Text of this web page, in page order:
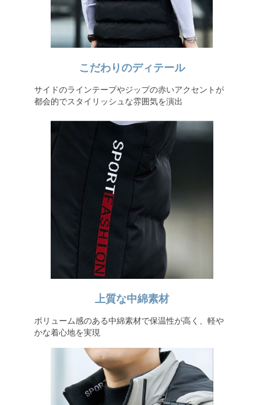
こだわりのディテール
サイドのラインテープやジップの赤いアクセントが
都会的でスタイリッシュな雰囲気を演出
上質な中綿素材
ボリューム感のある中綿素材で保温性が高く、軽や
かな着心地を実現